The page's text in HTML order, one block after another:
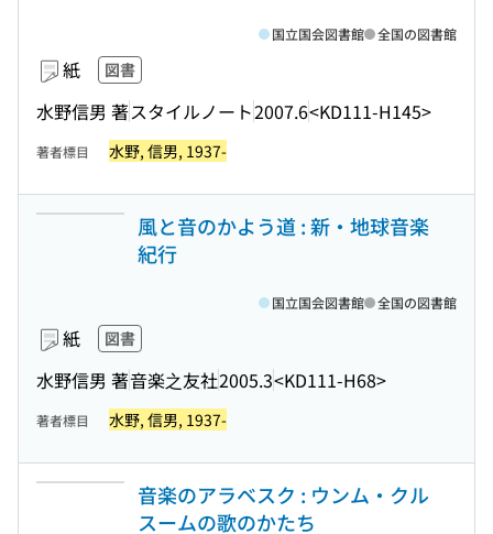
紙 図書
水野信男 著スタイルノート2007.6<KD111-H145>
国立国会図書館 全国の図書館
著者標目 水野, 信男, 1937-
風と音のかよう道 : 新・地球音楽
紀行
紙 図書
水野信男 著音楽之友社2005.3<KD111-H68>
国立国会図書館 全国の図書館
著者標目 水野, 信男, 1937-
音楽のアラベスク : ウンム・クル
スームの歌のかたち